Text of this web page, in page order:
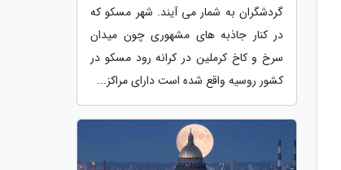
گردشگران به شمار می آیند. شهر مسکو که
در کنار جاذبه های مشهوری چون میدان
سرخ و کاخ کرملین در کرانه رود مسکو در
کشور روسیه واقع شده است دارای مراکز...